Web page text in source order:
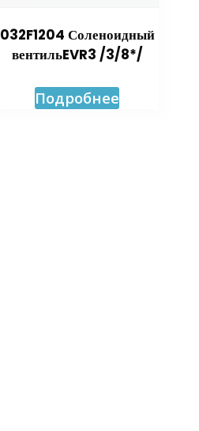
032F1204 Соленоидный
вентильEVR3 /3/8*/
Подробнее